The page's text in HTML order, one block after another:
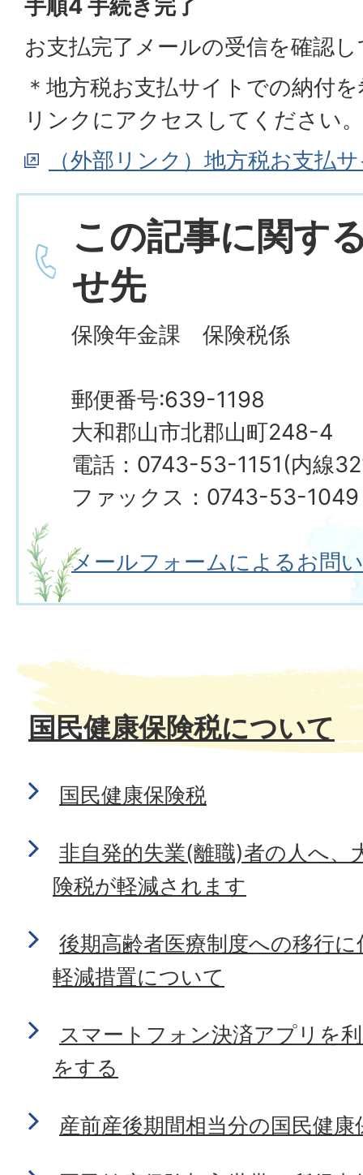
手順4 手続き完了
お支払完了メールの受信を確認
＊地方税お支払サイトでの納付
リンクにアクセスしてください。
（外部リンク）地方税お支払
この記事に関す
せ先
保険年金課 保険税係
郵便番号:639-1198
大和郡山市北郡山町248-4
電話：0743-53-1151(内線
ファックス：0743-53-1049
メールフォームによるお問
国民健康保険税について
国民健康保険税
非自発的失業(離職)者の人へ、
険税が軽減されます
後期高齢者医療制度への移行
軽減措置について
スマートフォン決済アプリを
をする
産前産後期間相当分の国民健